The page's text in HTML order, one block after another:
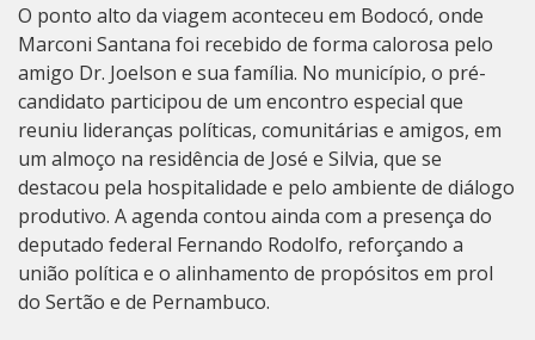
O ponto alto da viagem aconteceu em Bodocó, onde
Marconi Santana foi recebido de forma calorosa pelo
amigo Dr. Joelson e sua família. No município, o pré-
candidato participou de um encontro especial que
reuniu lideranças políticas, comunitárias e amigos, em
um almoço na residência de José e Silvia, que se
destacou pela hospitalidade e pelo ambiente de diálogo
produtivo. A agenda contou ainda com a presença do
deputado federal Fernando Rodolfo, reforçando a
união política e o alinhamento de propósitos em prol
do Sertão e de Pernambuco.